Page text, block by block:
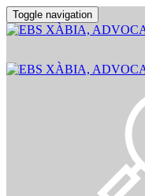
Toggle navigation